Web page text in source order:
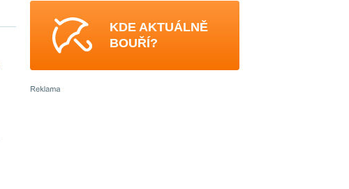
KDE AKTUÁLNĚ
BOUŘÍ?